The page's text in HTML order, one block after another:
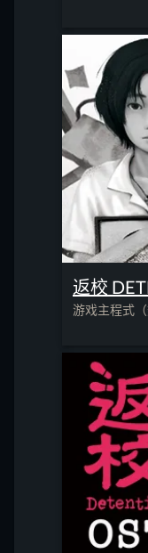
返校
游戏主程式（